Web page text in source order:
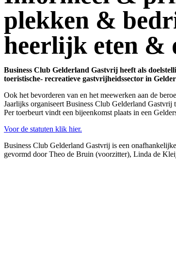
plekken &
heerlijk eten &
Business Club Gelderland Gastvrij heeft als
toeristische- recreatieve gastvrijheidssector in
Ook het bevorderen van en het meewerken aan de
Jaarlijks organiseert Business Club Gelderland Gastvrij
Per toerbeurt vindt een bijeenkomst plaats in een
Voor de statuten klik hier.
Business Club Gelderland Gastvrij is een
gevormd door Theo de Bruin (voorzitter), Linda de